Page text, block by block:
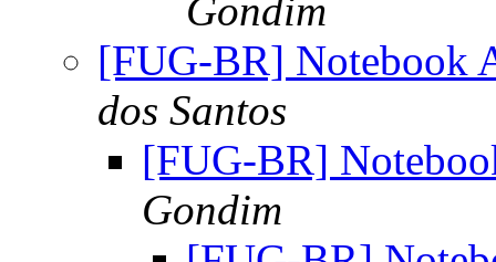
Gondim
[FUG-BR] Notebook
dos Santos
[FUG-BR]
Gondim